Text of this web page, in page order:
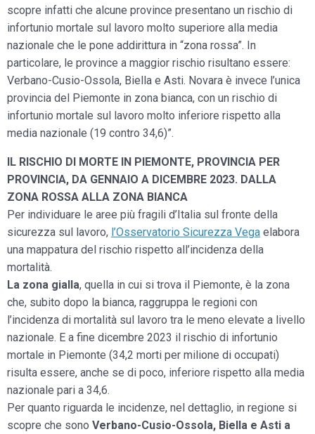
scopre infatti che alcune province presentano un rischio di
infortunio mortale sul lavoro molto superiore alla media
nazionale che le pone addirittura in “zona rossa”. In
particolare, le province a maggior rischio risultano essere:
Verbano-Cusio-Ossola, Biella e Asti. Novara è invece l’unica
provincia del Piemonte in zona bianca, con un rischio di
infortunio mortale sul lavoro molto inferiore rispetto alla
media nazionale (19 contro 34,6)”.
IL RISCHIO DI MORTE IN PIEMONTE, PROVINCIA PER
PROVINCIA, DA GENNAIO A DICEMBRE 2023. DALLA
ZONA ROSSA ALLA ZONA BIANCA
Per individuare le aree più fragili d’Italia sul fronte della
sicurezza sul lavoro, l’Osservatorio Sicurezza Vega elabora
una mappatura del rischio rispetto all’incidenza della
mortalità.
La zona gialla, quella in cui si trova il Piemonte, è la zona
che, subito dopo la bianca, raggruppa le regioni con
l’incidenza di mortalità sul lavoro tra le meno elevate a livello
nazionale. E a fine dicembre 2023 il rischio di infortunio
mortale in Piemonte (34,2 morti per milione di occupati)
risulta essere, anche se di poco, inferiore rispetto alla media
nazionale pari a 34,6.
Per quanto riguarda le incidenze, nel dettaglio, in regione si
scopre che sono Verbano-Cusio-Ossola, Biella e Asti a